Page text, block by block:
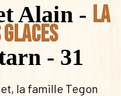
Alain - La
- 31
la famille Tegon